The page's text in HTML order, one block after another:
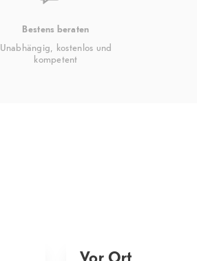
Bestens beraten
Unabhängig, kostenlos und
kompetent